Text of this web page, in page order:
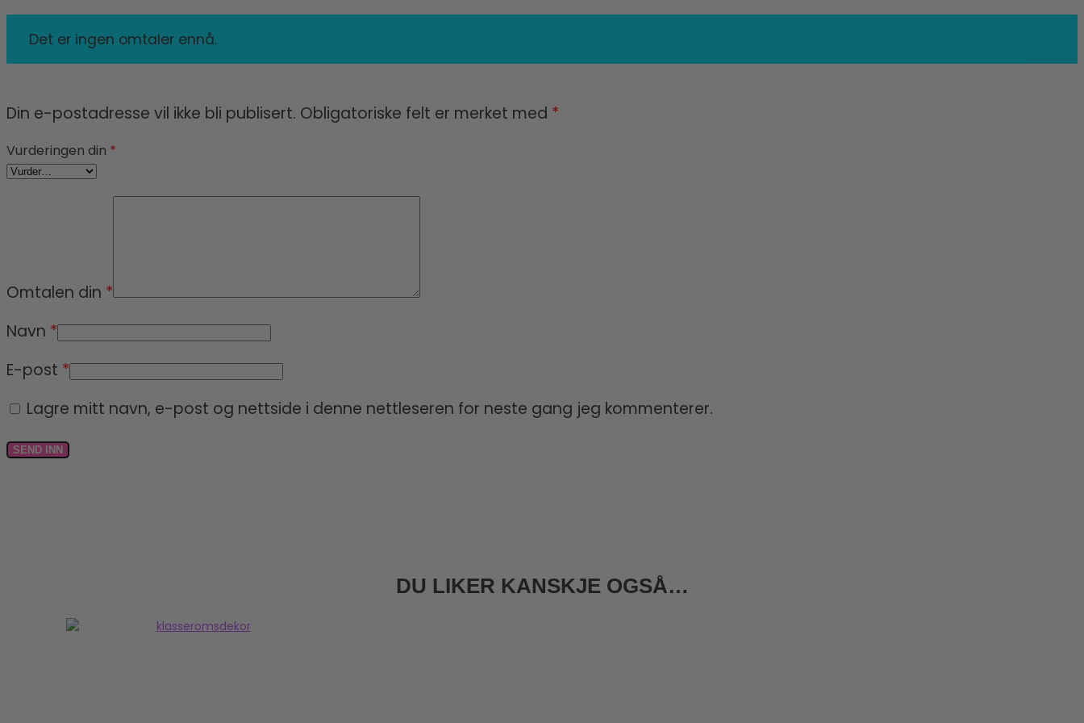
Det er ingen omtaler ennå.
Din e-postadresse vil ikke bli publisert. Obligatoriske felt er merket med *
Vurderingen din *
Omtalen din *
Navn *
E-post *
Lagre mitt navn, e-post og nettside i denne nettleseren for neste gang jeg kommenterer.
DU LIKER KANSKJE OGSÅ…